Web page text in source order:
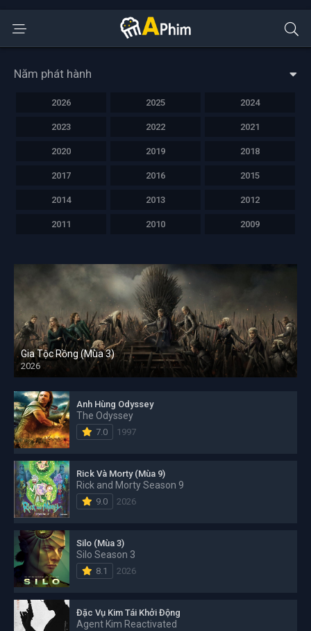
Năm phát hành
2026 2025 2024
2023 2022 2021
2020 2019 2018
2017 2016 2015
2014 2013 2012
2011 2010 2009
Gia Tộc Rồng (Mùa 3)
2026
Anh Hùng Odyssey
The Odyssey
7.0 1997
Rick Và Morty (Mùa 9)
Rick and Morty Season 9
9.0 2026
Silo (Mùa 3)
Silo Season 3
8.1 2026
Đặc Vụ Kim Tái Khởi Động
Agent Kim Reactivated